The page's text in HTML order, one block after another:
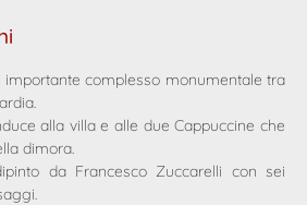
importante complesso monumentale tra
alla villa e alle due Cappuccine che
dimora.
da Francesco Zuccarelli con sei